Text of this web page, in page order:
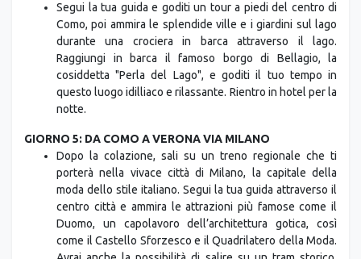
GIORNO 4: COMO
Segui la tua guida e goditi un tour a piedi del centro di
Como, poi ammira le splendide ville e i giardini sul lago
durante una crociera in barca attraverso il lago.
Raggiungi in barca il famoso borgo di Bellagio, la
cosiddetta "Perla del Lago", e goditi il tuo tempo in
notte.
GIORNO 5: DA COMO A VERONA VIA MILANO
Dopo la colazione, sali su un treno regionale che ti
porterà nella vivace città di Milano, la capitale della
moda dello stile italiano. Segui la tua guida attraverso il
centro città e ammira le attrazioni più famose come il
Duomo, un capolavoro dell’architettura gotica, così